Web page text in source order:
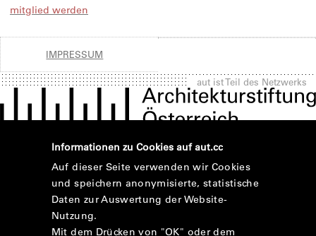
mitglied werden
IMPRESSUM
aut ist Teil des Netzwerks
Informationen zu Cookies auf aut.cc
Auf dieser Seite verwenden wir Cookies
und speichern anonymisierte, statistische
Daten zur Auswertung der Website-
Nutzung.
Mit dem Drücken von "OK" oder dem